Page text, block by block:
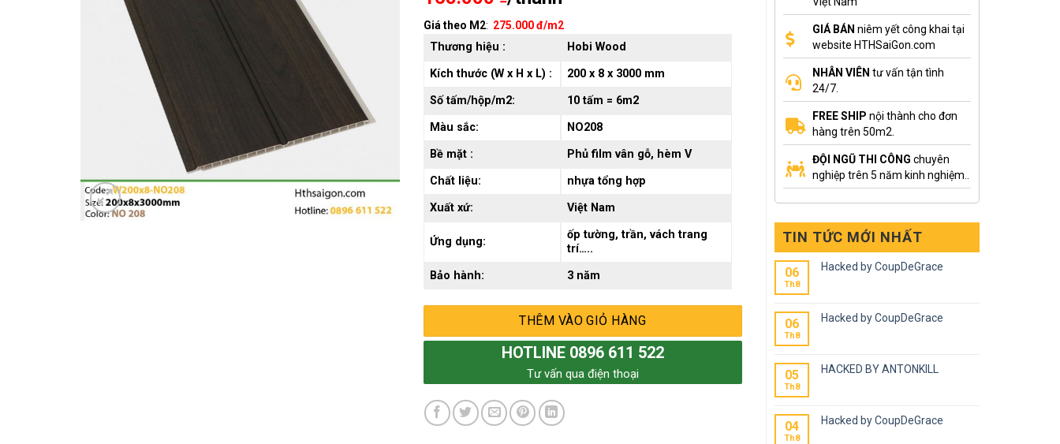
GIÁ BÁN niêm yết công khai tại
website HTHSaiGon.com
NHÂN VIÊN tư vấn tận tình
24/7.
FREE SHIP nội thành cho đơn
hàng trên 50m2.
ĐỘI NGŨ THI CÔNG chuyên
nghiệp trên 5 năm kinh nghiệm..
TIN TỨC MỚI NHẤT
06
Th8
Hacked by CoupDeGrace
06
Th8
Hacked by CoupDeGrace
05
Th8
HACKED BY ANTONKILL
04
Th8
Hacked by CoupDeGrace
Giá theo M2: 275.000 đ/m2
Thương hiệu :
Hobi Wood
Kích thước (W x H x L) :
200 x 8 x 3000 mm
Số tấm/hộp/m2:
10 tấm = 6m2
Màu sắc:
NO208
Bề mặt :
Phủ film vân gỗ, hèm V
Chất liệu:
nhựa tổng hợp
Xuất xứ:
Việt Nam
Ứng dụng:
ốp tường, trần, vách trang
trí…..
Bảo hành:
3 năm
THÊM VÀO GIỎ HÀNG
HOTLINE 0896 611 522
Tư vấn qua điện thoại